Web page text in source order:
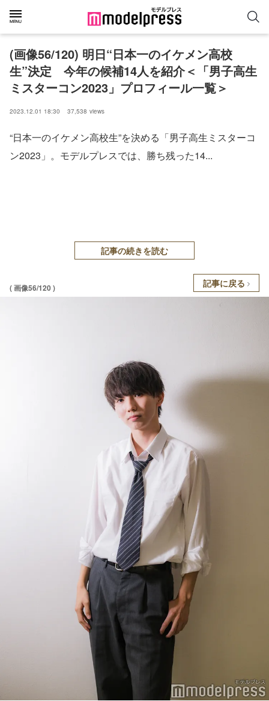
(画像56/120) 明日“日本一のイケメン高校
生”決定 今年の候補14人を紹介＜「男子高生
ミスターコン2023」プロフィール一覧＞
2023.12.01 18:30 37,538 views
“日本一のイケメン高校生”を決める「男子高生ミスターコ
ン2023」。モデルプレスでは、勝ち残った14...
記事の続きを読む
( 画像56/120 ) 記事に戻る